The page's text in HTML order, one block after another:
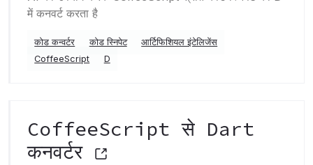
में कनवर्ट करता है
कोड कन्वर्टर कोड स्निपेट
आर्टिफिशियल इंटेलिजेंस
CoffeeScript
D
CoffeeScript से Dart
कनवर्टर